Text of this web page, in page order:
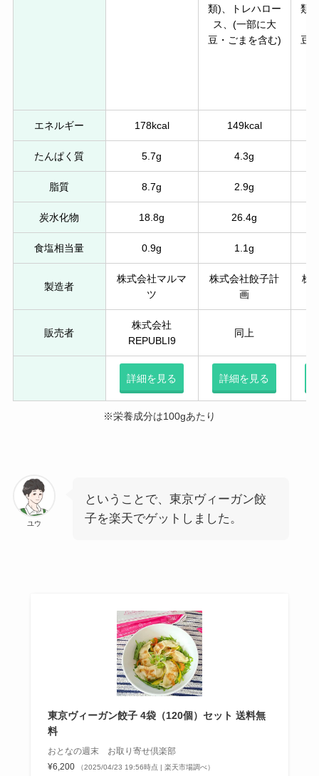
類)、トレハロー
ス、(一部に大
豆・ごまを含む)
類)
豆
エネルギー 178kcal 149kcal
たんぱく質 5.7g 4.3g
脂質 8.7g 2.9g
炭水化物 18.8g 26.4g
食塩相当量 0.9g 1.1g
製造者
株式会社マルマ
ツ
株式会社餃子計
画
株
販売者
株式会社
REPUBLI9
同上
詳細を見る 詳細を見る
※栄養成分は100gあたり
ユウ
ということで、東京ヴィーガン餃
子を楽天でゲットしました。
東京ヴィーガン餃子 4袋（120個）セット 送料無
料
おとなの週末 お取り寄せ倶楽部
¥6,200
（2025/04/23 19:56時点 | 楽天市場調べ）